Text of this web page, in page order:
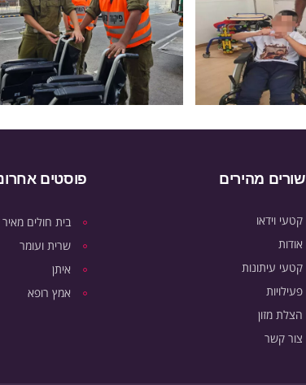
מהירים
קטעי וידאו
אודות
קטעי עיתונות
פעילויות
הצלת מזון
צור קשר
פוסטים
בית חולים מאיר
שרית ועומר
איתן
אמץ רופא